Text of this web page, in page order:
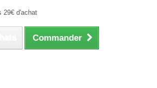
29€ d'achat
Commander